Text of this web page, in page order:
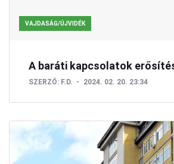
VAJDASÁG/ÚJVIDÉK
A baráti kapcsolatok
SZERZŐ: F.D. 2024. 02. 20. 23:34